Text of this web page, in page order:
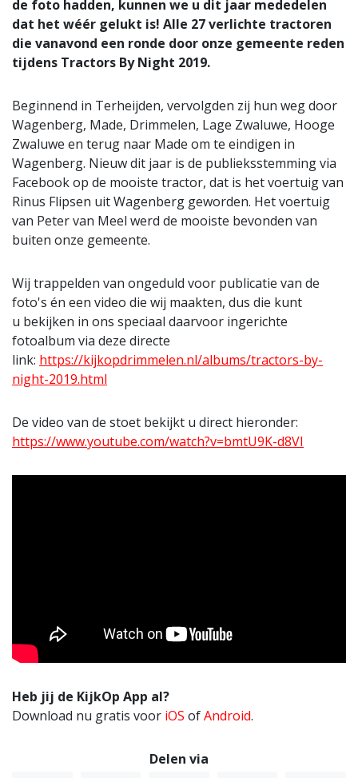
de foto hadden, kunnen we u dit jaar mededelen
dat het wéér gelukt is! Alle 27 verlichte tractoren
die vanavond een ronde door onze gemeente reden
tijdens Tractors By Night 2019.
Beginnend in Terheijden, vervolgden zij hun weg door
Wagenberg, Made, Drimmelen, Lage Zwaluwe, Hooge
Zwaluwe en terug naar Made om te eindigen in
Wagenberg. Nieuw dit jaar is de publieksstemming via
Facebook op de mooiste tractor, dat is het voertuig van
Rinus Flipsen uit Wagenberg geworden. Het voertuig
van Peter van Meel werd de mooiste bevonden van
buiten onze gemeente.
Wij trappelden van ongeduld voor publicatie van de
foto's én een video die wij maakten, dus die kunt
u bekijken in ons speciaal daarvoor ingerichte
fotoalbum via deze directe
link: https://kijkopdrimmelen.nl/albums/tractors-by-
night-2019.html
De video van de stoet bekijkt u direct hieronder:
https://www.youtube.com/watch?v=bmtU9K-d8VI
Heb jij de KijkOp App al?
Download nu gratis voor iOS ofAndroid.
Delen via